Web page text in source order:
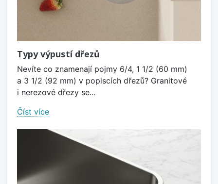
Typy výpustí dřezů
Nevíte co znamenají pojmy 6/4, 1 1/2 (60 mm)
a 3 1/2 (92 mm) v popiscích dřezů? Granitové
i nerezové dřezy se...
Číst více